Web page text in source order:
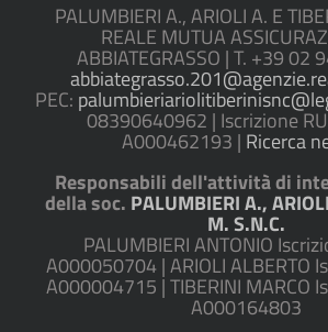
PALUMBIERI A., ARIOLI A. E
REALE MUTUA
ABBIATEGRASSO | T. +39 02
PEC:
08390640962 | Iscrizione
A000462193 | Ricerca
Responsabili dell'attività di
della soc. PALUMBIERI A.,
M. S.N.C.
PALUMBIERI ANTONIO
A000050704 | ARIOLI ALBERTO
A000004715 | TIBERINI MARCO
A000164803